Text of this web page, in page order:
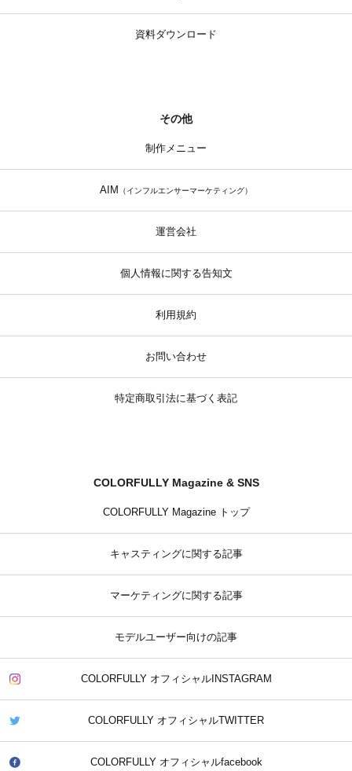
資料ダウンロード
その他
制作メニュー
AIM （インフルエンサーマーケティング）
運営会社
個人情報に関する告知文
利用規約
お問い合わせ
特定商取引法に基づく表記
COLORFULLY Magazine & SNS
COLORFULLY Magazine トップ
キャスティングに関する記事
マーケティングに関する記事
モデルユーザー向けの記事
COLORFULLY オフィシャルINSTAGRAM
COLORFULLY オフィシャルTWITTER
COLORFULLY オフィシャルfacebook